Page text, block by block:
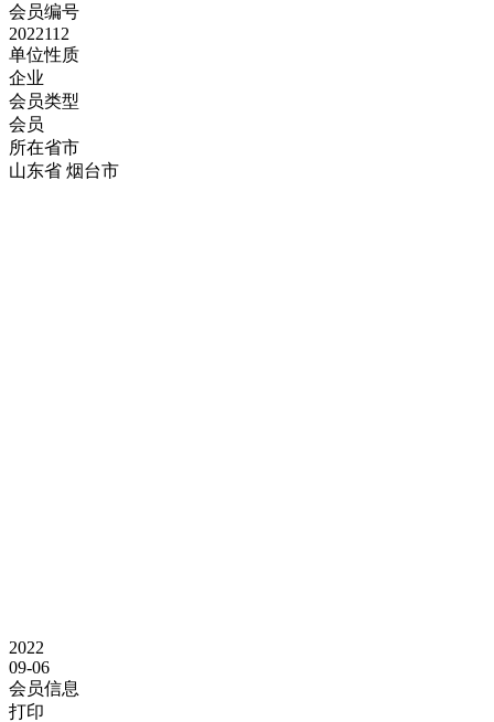
会员编号
2022112
单位性质
企业
会员类型
会员
所在省市
山东省 烟台市
2022
09-06
会员信息
打印